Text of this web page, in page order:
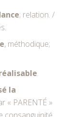
; relation. /
, méthodique;
.
la
« PARENTÉ »